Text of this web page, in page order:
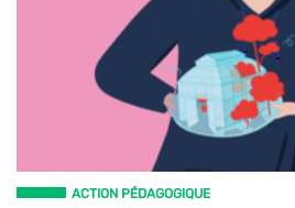
ACTION PÉDAGOGIQUE